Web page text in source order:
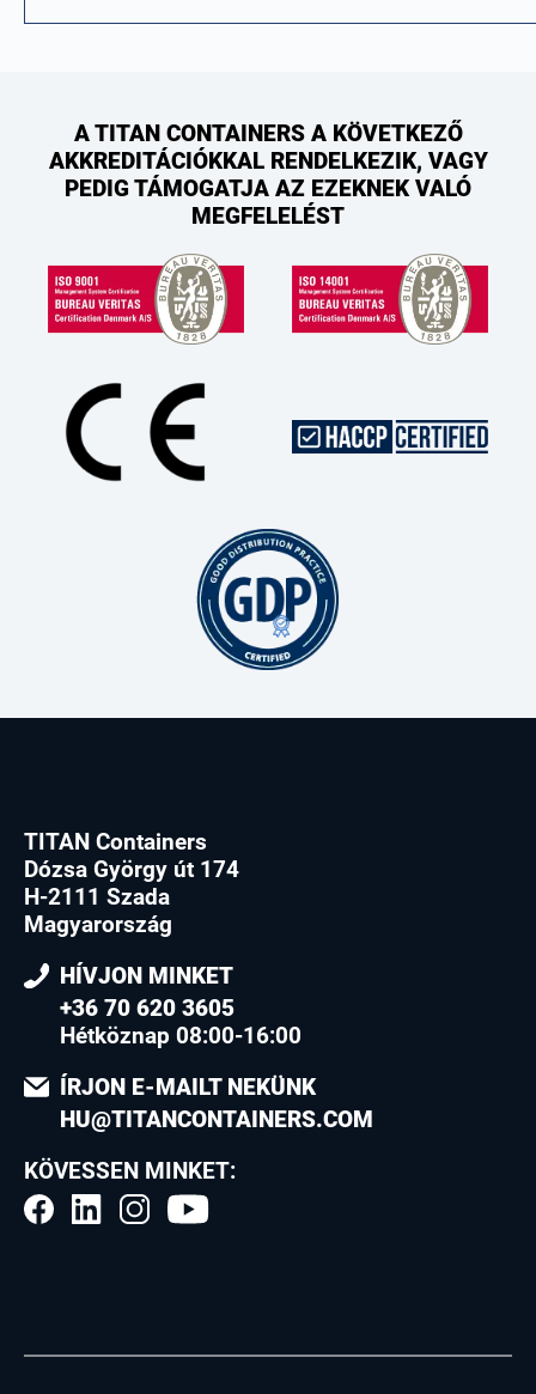
A TITAN CONTAINERS A KÖVETKEZŐ
AKKREDITÁCIÓKKAL RENDELKEZIK, VAGY
PEDIG TÁMOGATJA AZ EZEKNEK VALÓ
MEGFELELÉST
TITAN Containers
Dózsa György út 174
H-2111 Szada
Magyarország
HÍVJON MINKET
+36 70 620 3605
Hétköznap 08:00-16:00
ÍRJON E-MAILT NEKÜNK
HU@TITANCONTAINERS.COM
KÖVESSEN MINKET: